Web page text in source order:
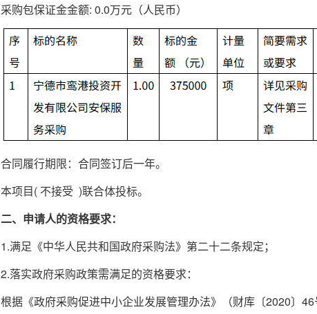
采购包保证金金额: 0.0万元（人民币）
合同履行期限： 合同签订后一年。
本项目( 不接受 )联合体投标。
二、申请人的资格要求：
1.满足《中华人民共和国政府采购法》第二十二条规定；
2.落实政府采购政策需满足的资格要求：
根据《政府采购促进中小企业发展管理办法》（财库〔2020〕